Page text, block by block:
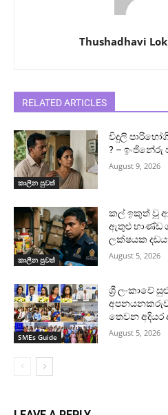
Thushadhavi
RELATED ARTICLES
කාලීන පුවත්
විදුලි
? – ඉංජිනේරු
August 9, 2026
කාලීන පුවත්
කල් ඉකුත් වූ
ඇතුළු භාණ්ඩ
ලක්ෂයක
August 5, 2026
SMEs Guide
ශ්‍රී ලංකාවේ
තෙවන අදියර
August 5, 2026